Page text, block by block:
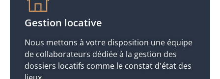
Gestion locative
Nous mettons à votre disposition une équipe
de collaborateurs dédiée à la gestion des
dossiers locatifs comme le constat d'état des